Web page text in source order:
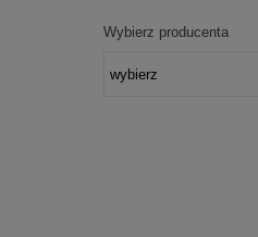
Wybierz producenta